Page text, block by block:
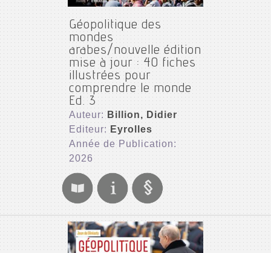
Géopolitique des
mondes
arabes/nouvelle édition
mise à jour : 40 fiches
illustrées pour
comprendre le monde
Ed. 3
Auteur: Billion, Didier
Editeur: Eyrolles
Année de Publication:
2026